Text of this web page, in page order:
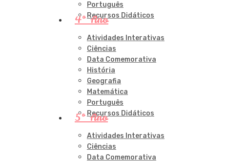
Português
Recursos Didáticos
4º Ano
Atividades Interativas
Ciências
Data Comemorativa
História
Geografia
Matemática
Português
Recursos Didáticos
5º Ano
Atividades Interativas
Ciências
Data Comemorativa